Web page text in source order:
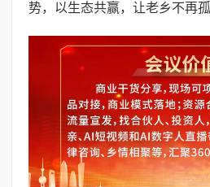
势，以生态共赢，让老乡不再孤